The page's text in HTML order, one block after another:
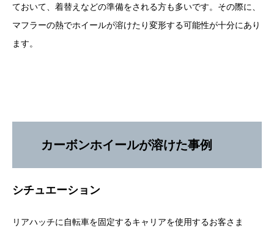
ておいて、着替えなどの準備をされる方も多いです。その際に、
マフラーの熱でホイールが溶けたり変形する可能性が十分にあり
ます。
カーボンホイールが溶けた事例
シチュエーション
リアハッチに自転車を固定するキャリアを使用するお客さま